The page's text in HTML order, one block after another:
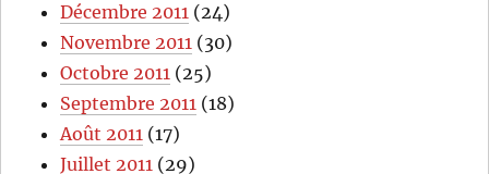
Décembre 2011 (24)
Novembre 2011 (30)
Octobre 2011 (25)
Septembre 2011 (18)
Août 2011 (17)
Juillet 2011 (29)